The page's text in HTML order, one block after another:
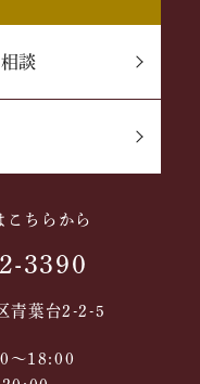
談
こちらから
3390
青葉台2-2-5
～18:00